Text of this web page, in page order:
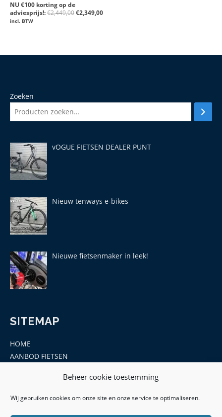
Beheer cookie toestemming
Wij gebruiken cookies om onze site en onze service te optimaliseren.
Gewaardeerd
uit
5
NU €100 korting op de
adviesprijs!:€2,449,00€2,349,00
incl. BTW
Zoeken
vOGUE FIETSEN DEALER PUNT
Nieuw tenways e-bikes
Nieuwe fietsenmaker in leek!
SITEMAP
HOME
AANBOD FIETSEN
ONDERDELEN EN ACCESSOIRES